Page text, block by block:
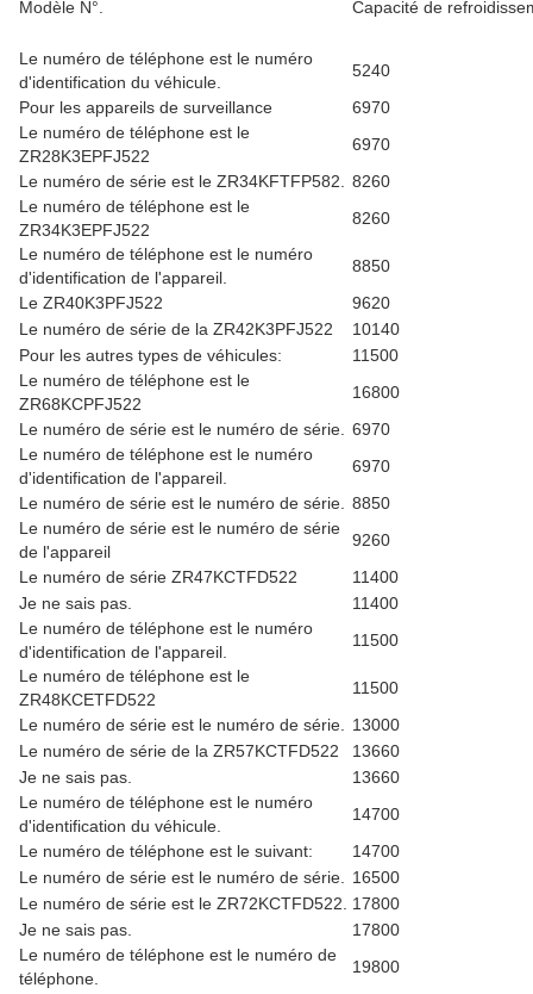
Modèle N°. Capacité de
Le numéro de téléphone est le numéro
d'identification du véhicule.
5240
Pour les appareils de surveillance
6970
Le numéro de téléphone est le
ZR28K3EPFJ522
6970
Le numéro de série est le ZR34KFTFP582.
8260
Le numéro de téléphone est le
ZR34K3EPFJ522
8260
Le numéro de téléphone est le numéro
d'identification de l'appareil.
8850
Le ZR40K3PFJ522
9620
Le numéro de série de la ZR42K3PFJ522
10140
Pour les autres types de véhicules:
11500
Le numéro de téléphone est le
ZR68KCPFJ522
16800
Le numéro de série est le numéro de série.
6970
Le numéro de téléphone est le numéro
d'identification de l'appareil.
6970
Le numéro de série est le numéro de série.
8850
Le numéro de série est le numéro de série
de l'appareil
9260
Le numéro de série ZR47KCTFD522
11400
Je ne sais pas.
11400
Le numéro de téléphone est le numéro
d'identification de l'appareil.
11500
Le numéro de téléphone est le
ZR48KCETFD522
11500
Le numéro de série est le numéro de série.
13000
Le numéro de série de la ZR57KCTFD522
13660
Je ne sais pas.
13660
Le numéro de téléphone est le numéro
d'identification du véhicule.
14700
Le numéro de téléphone est le suivant:
14700
Le numéro de série est le numéro de série.
16500
Le numéro de série est le ZR72KCTFD522.
17800
Je ne sais pas.
17800
Le numéro de téléphone est le numéro de
téléphone.
19800